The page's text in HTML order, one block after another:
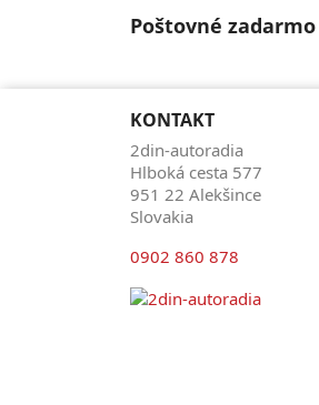
Poštovné zadarmo
KONTAKT
2din-autoradia
Hlboká cesta 577
951 22 Alekšince
Slovakia
0902 860 878